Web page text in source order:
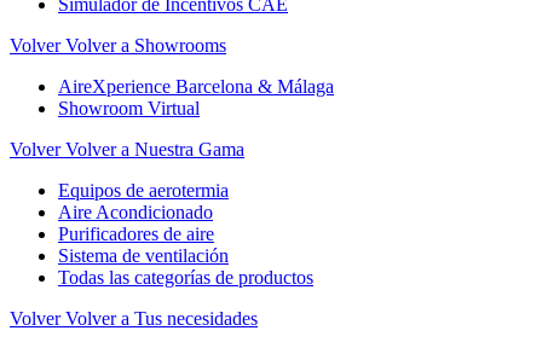
Simulador de Incentivos CAE
Volver Volver a Showrooms
AireXperience Barcelona & Málaga
Showroom Virtual
Volver Volver a Nuestra Gama
Equipos de aerotermia
Aire Acondicionado
Purificadores de aire
Sistema de ventilación
Todas las categorías de productos
Volver Volver a Tus necesidades